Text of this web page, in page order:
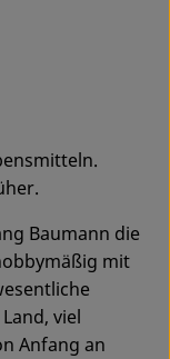
Baumann die
mit
viel
Anfang an